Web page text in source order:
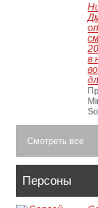
в
Смотреть все
Персоны